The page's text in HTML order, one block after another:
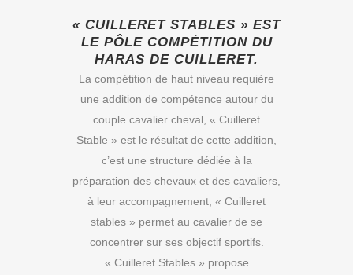
« CUILLERET STABLES » EST
LE PÔLE COMPÉTITION DU
HARAS DE CUILLERET.
La compétition de haut niveau requière
une addition de compétence autour du
couple cavalier cheval, « Cuilleret
Stable » est le résultat de cette addition,
c’est une structure dédiée à la
préparation des chevaux et des cavaliers,
à leur accompagnement, « Cuilleret
stables » permet au cavalier de se
concentrer sur ses objectif sportifs.
« Cuilleret Stables » propose